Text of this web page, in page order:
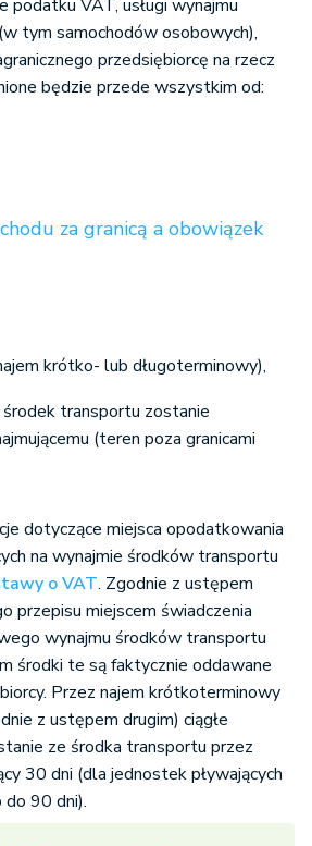
podatku VAT, usługi wynajmu
tym samochodów osobowych),
przedsiębiorcę na rzecz
będzie przede wszystkim od:
za granicą a obowiązek
krótko- lub długoterminowy),
transportu zostanie
(teren poza granicami
dotyczące miejsca opodatkowania
na wynajmie środków transportu
o VAT. Zgodnie z ustępem
przepisu miejscem świadczenia
wynajmu środków transportu
środki te są faktycznie oddawane
Przez najem krótkoterminowy
z ustępem drugim) ciągłe
ze środka transportu przez
30 dni (dla jednostek pływających
do 90 dni).